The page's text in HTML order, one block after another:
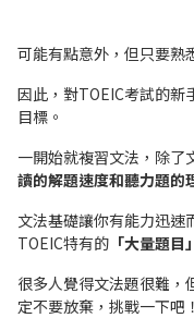
可能有點意外，但只要熟
因此，對TOEIC考試的新
目標。
一開始就複習文法，除了
讀的解題速度和聽力題的
文法基礎讓你有能力迅速
TOEIC特有的 「大量題目」
很多人覺得文法題很難
定不要放棄，挑戰一下吧！